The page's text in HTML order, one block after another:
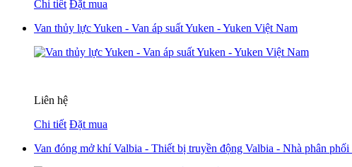
Chi tiết Đặt mua
Van thủy lực Yuken - Van áp suất Yuken - Yuken Việt Nam
Liên hệ
Chi tiết Đặt mua
Van đóng mở khí Valbia - Thiết bị truyền động Valbia - Nhà phân